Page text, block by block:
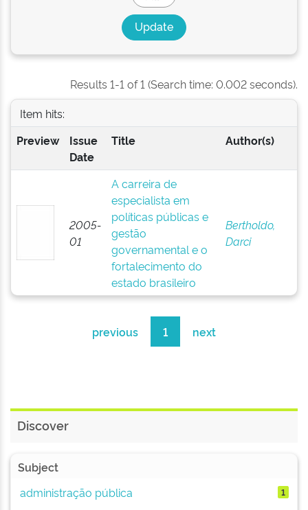
Results 1-1 of 1 (Search time: 0.002 seconds).
Item hits:
Preview
Issue
Date
Title Author(s)
2005-
01
A carreira de
especialista em
políticas públicas e
gestão
governamental e o
fortalecimento do
estado brasileiro
Bertholdo,
Darci
previous 1 next
Discover
Subject
administração pública
1